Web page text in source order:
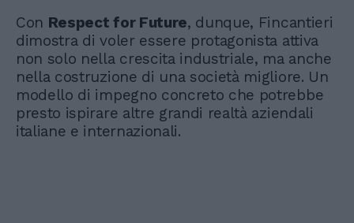
Con Respect for Future, dunque, Fincantieri
dimostra di voler essere protagonista attiva
non solo nella crescita industriale, ma anche
nella costruzione di una società migliore. Un
modello di impegno concreto che potrebbe
presto ispirare altre grandi realtà aziendali
italiane e internazionali.